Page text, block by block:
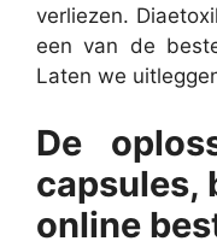
verliezen.
een van de
Laten we
De
capsules,
online